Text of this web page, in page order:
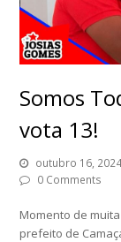
Somos
vota 13!
outubro 16,
0 Comments
Momento de
prefeito de